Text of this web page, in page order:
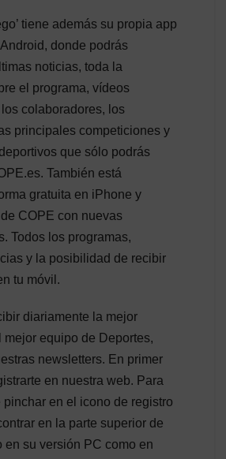
tiene además su propia app
donde podrás
noticias, toda la
el programa, vídeos
colaboradores, los
principales competiciones y
que sólo podrás
También está
gratuita en iPhone y
COPE con nuevas
Todos los programas,
y la posibilidad de recibir
tu móvil.
diariamente la mejor
mejor equipo de Deportes,
newsletters. En primer
en nuestra web. Para
pinchar en el icono de registro
en la parte superior de
en su versión PC como en